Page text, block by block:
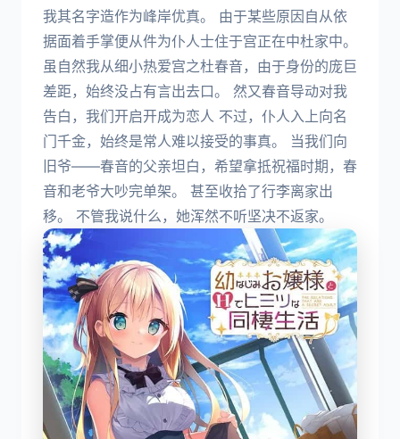
我其名字造作为峰岸优真。 由于某些原因自从依
据面着手掌便从件为仆人士住于宫正在中杜家中。
虽自然我从细小热爱宫之杜春音，由于身份的庞巨
差距，始终没占有言出去口。 然又春音导动对我
告白，我们开启开成为恋人 不过，仆人入上向名
门千金，始终是常人难以接受的事真。 当我们向
旧爷——春音的父亲坦白，希望拿抵祝福时期，春
音和老爷大吵完单架。 甚至收拾了行李离家出
移。 不管我说什么，她浑然不听坚决不返家。